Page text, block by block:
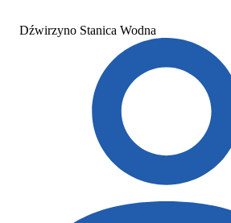
Dźwirzyno Stanica Wodna